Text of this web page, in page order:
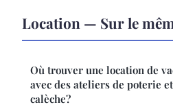
Location — Sur le
Où trouver une location de
avec des ateliers de poterie
calèche?